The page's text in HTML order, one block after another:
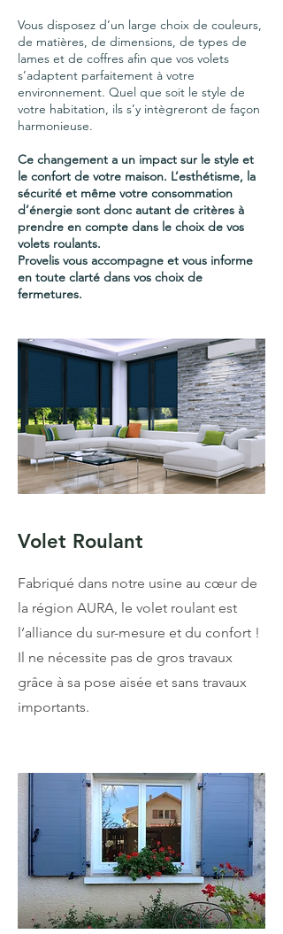
Vous disposez d’un large choix de couleurs,
de matières, de dimensions, de types de
lames et de coffres afin que vos volets
s’adaptent parfaitement à votre
environnement. Quel que soit le style de
votre habitation, ils s’y intègreront de façon
harmonieuse.
Ce changement a un impact sur le style et
le confort de votre maison. L’esthétisme, la
sécurité et même votre consommation
d’énergie sont donc autant de critères à
prendre en compte dans le choix de vos
volets roulants.
Provelis vous accompagne et vous informe
en toute clarté dans vos choix de
fermetures.
Volet Roulant
Fabriqué dans notre usine au cœur de
la région AURA, le volet roulant est
l’alliance du sur-mesure et du confort !
Il ne nécessite pas de gros travaux
grâce à sa pose aisée et sans travaux
importants.